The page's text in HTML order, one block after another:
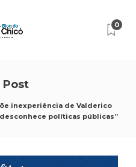
0
Post
inexperiência de Valderico
políticas públicas”